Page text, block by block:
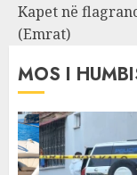
Kapet në
(Emrat)
MOS I